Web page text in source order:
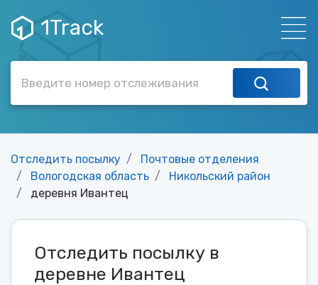
1Track
Отследить посылку
Почтовые отделения
Вологодская область
Никольский район
деревня Ивантец
Отследить посылку в
деревне Ивантец